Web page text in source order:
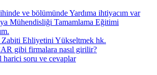
ve bölümünde Yardıma ihtiyacım var
Mühendisliği Tamamlama Eğitimi
Zabiti Ehliyetini Yükseltmek hk.
gibi firmalara nasıl girilir?
harici soru ve cevaplar